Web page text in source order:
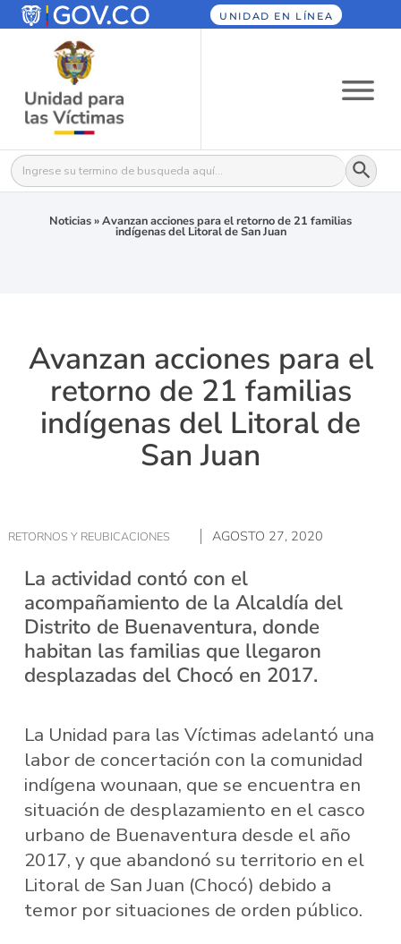
UNIDAD EN LÍNEA
Buscar: Botón
Noticias»Avanzan acciones para el retorno de 21 familias
indígenas del Litoral de San Juan
Avanzan acciones para el
retorno de 21 familias
indígenas del Litoral de
San Juan
RETORNOS Y REUBICACIONES AGOSTO 27, 2020
La actividad contó con el
acompañamiento de la Alcaldía del
Distrito de Buenaventura, donde
habitan las familias que llegaron
desplazadas del Chocó en 2017.
La Unidad para las Víctimas adelantó una
labor de concertación con la comunidad
indígena wounaan, que se encuentra en
situación de desplazamiento en el casco
urbano de Buenaventura desde el año
2017, y que abandonó su territorio en el
Litoral de San Juan (Chocó) debido a
temor por situaciones de orden público.